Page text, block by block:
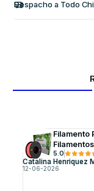
Despacho a Todo
Filamento
Filamentos
5.0
Catalina Henriquez
12-06-2026